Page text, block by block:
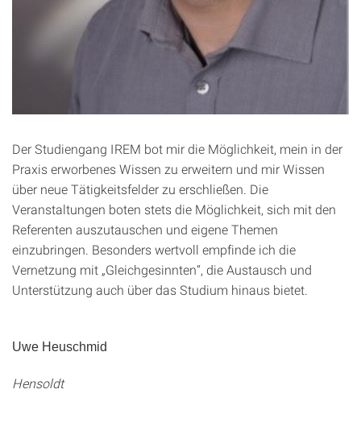
Der Studiengang IREM bot mir die Möglichkeit, mein in der
Praxis erworbenes Wissen zu erweitern und mir Wissen
über neue Tätigkeitsfelder zu erschließen. Die
Veranstaltungen boten stets die Möglichkeit, sich mit den
Referenten auszutauschen und eigene Themen
einzubringen. Besonders wertvoll empfinde ich die
Vernetzung mit „Gleichgesinnten“, die Austausch und
Unterstützung auch über das Studium hinaus bietet.
Uwe Heuschmid
Hensoldt